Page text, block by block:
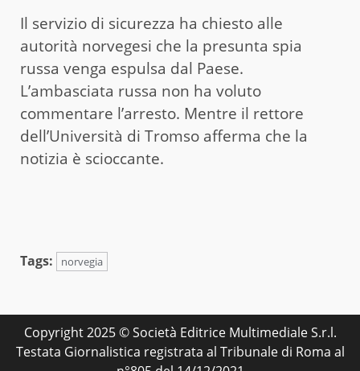
Il servizio di sicurezza ha chiesto alle
autorità norvegesi che la presunta spia
russa venga espulsa dal Paese.
L’ambasciata russa non ha voluto
commentare l’arresto. Mentre il rettore
dell’Università di Tromso afferma che la
notizia è scioccante.
Tags: norvegia
Copyright 2025 © Società Editrice Multimediale S.r.l.
Testata Giornalistica registrata al Tribunale di Roma al